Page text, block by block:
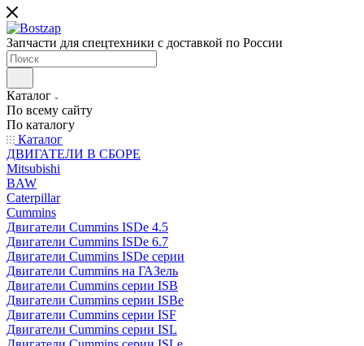
Запчасти для спецтехники с доставкой по России
Каталог
По всему сайту
По каталогу
Каталог
ДВИГАТЕЛИ В СБОРЕ
Mitsubishi
BAW
Caterpillar
Cummins
Двигатели Cummins ISDe 4.5
Двигатели Cummins ISDe 6.7
Двигатели Cummins ISDe серии
Двигатели Cummins на ГАЗель
Двигатели Cummins серии ISB
Двигатели Cummins серии ISBe
Двигатели Cummins серии ISF
Двигатели Cummins серии ISL